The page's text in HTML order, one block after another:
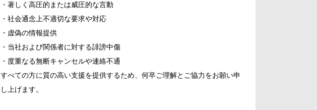
・著しく高圧的または威圧的な言動
・社会通念上不適切な要求や対応
・虚偽の情報提供
・当社および関係者に対する誹謗中傷
・度重なる無断キャンセルや連絡不通
すべての方に質の高い支援を提供するため、何卒ご理解とご協力をお願い申
し上げます。